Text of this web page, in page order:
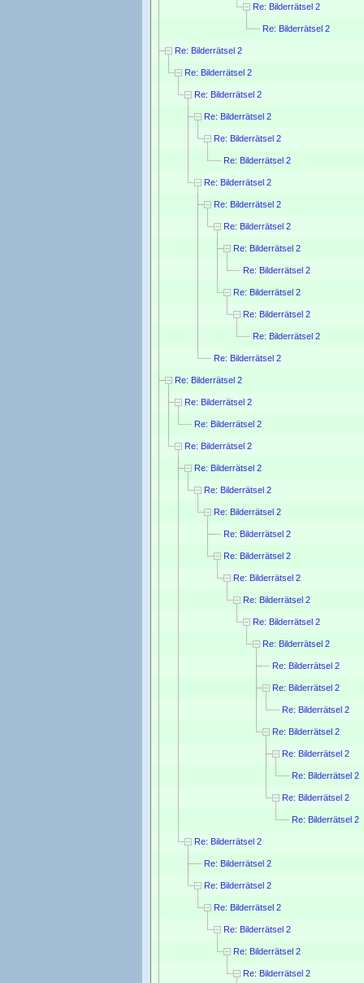
Re: Bilderrätsel 2
Re: Bilderrätsel 2
Re: Bilderrätsel 2
Re: Bilderrätsel 2
Re: Bilderrätsel 2
Re: Bilderrätsel 2
Re: Bilderrätsel 2
Re: Bilderrätsel 2
Re: Bilderrätsel 2
Re: Bilderrätsel 2
Re: Bilderrätsel 2
Re: Bilderrätsel 2
Re: Bilderrätsel 2
Re: Bilderrätsel 2
Re: Bilderrätsel 2
Re: Bilderrätsel 2
Re: Bilderrätsel 2
Re: Bilderrätsel 2
Re: Bilderrätsel 2
Re: Bilderrätsel 2
Re: Bilderrätsel 2
Re: Bilderrätsel 2
Re: Bilderrätsel 2
Re: Bilderrätsel 2
Re: Bilderrätsel 2
Re: Bilderrätsel 2
Re: Bilderrätsel 2
Re: Bilderrätsel 2
Re: Bilderrätsel 2
Re: Bilderrätsel 2
Re: Bilderrätsel 2
Re: Bilderrätsel 2
Re: Bilderrätsel 2
Re: Bilderrätsel 2
Re: Bilderrätsel 2
Re: Bilderrätsel 2
Re: Bilderrätsel 2
Re: Bilderrätsel 2
Re: Bilderrätsel 2
Re: Bilderrätsel 2
Re: Bilderrätsel 2
Re: Bilderrätsel 2
Re: Bilderrätsel 2
Re: Bilderrätsel 2
Re: Bilderrätsel 2